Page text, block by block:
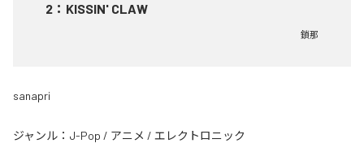
2 ： KISSIN' CLAW
鎖那
sanapri
ジャンル： J-Pop / アニメ / エレクトロニック